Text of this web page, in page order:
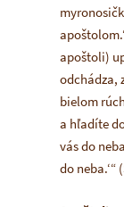
apoštoli)
odchádza,
bielom
a hľadíte
vás do
do neba.‘“